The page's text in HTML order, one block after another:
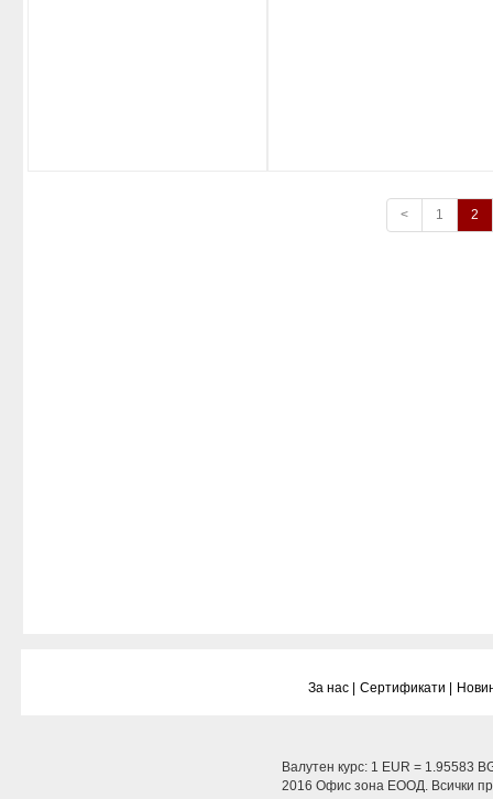
< 1 2
За нас | Сертификати |
Валутен курс: 1 EUR = 1.95583
2016 Офис зона ЕООД. Всички